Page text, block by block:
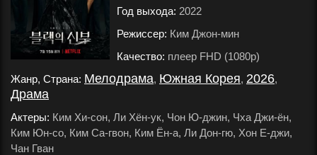
Год выхода: 2022
Режиссер: Ким Джон-мин
Качество: плеер FHD (1080p)
Жанр, Страна: Мелодрама, Южная Корея, 2026,
Драма
Актеры: Ким Хи-сон, Ли Хён-ук, Чон Ю-джин, Чха Джи-ён,
Ким Юн-со, Ким Са-гвон, Ким Ён-а, Ли Дон-гю, Хон Е-джи,
Чан Гван